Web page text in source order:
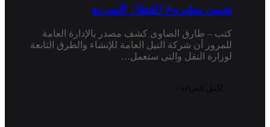
ضمن مشروع القطار السريع
كتب – طارق الصاوى كشف مصدر بالإدارة العامة
للمرور أن شركة النيل العامة للإنشاء والطرق التابعة
لوزارة النقل والتى ستعمل…
أكمل القراءة »